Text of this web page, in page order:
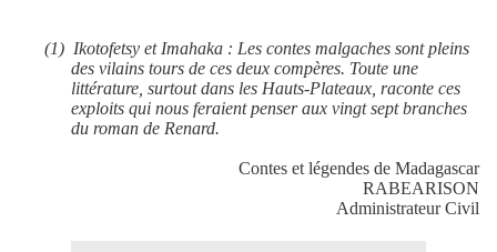
(1) Ikotofetsy et Imahaka : Les contes malgaches sont pleins
des vilains tours de ces deux compères. Toute une
littérature, surtout dans les Hauts-Plateaux, raconte ces
exploits qui nous feraient penser aux vingt sept branches
du roman de Renard.
Contes et légendes de Madagascar
RABEARISON
Administrateur Civil